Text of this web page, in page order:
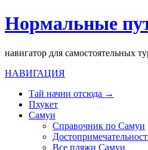
Нормальные
навигатор для самостоятельных
НАВИГАЦИЯ
Тай начни отсюда →
Пхукет
Самуи
Справочник по Самуи
Все пляжи Самуи